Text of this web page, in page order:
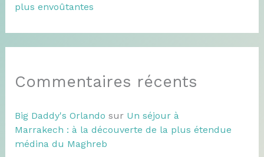
plus envoûtantes
Commentaires récents
Big Daddy's Orlando sur Un séjour à
Marrakech : à la découverte de la plus étendue
médina du Maghreb